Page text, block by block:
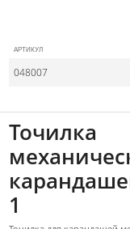
АРТИКУЛ
048007
Точилка
1